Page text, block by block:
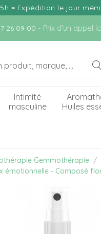
= Expédition le jour
26 09 00 - Prix d'un appel
Intimité
masculine
Huiles
Gemmothérapie
émotionnelle - Composé